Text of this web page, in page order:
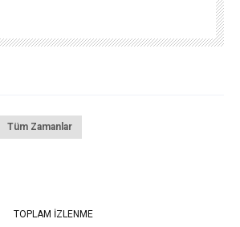
Tüm Zamanlar
TOPLAM İZLENME